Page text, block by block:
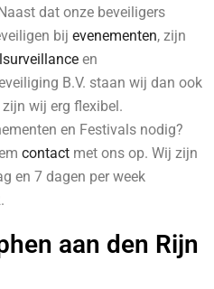
dat onze beveiligers
bij evenementen, zijn
en
B.V. staan wij dan ook
wij erg flexibel.
en Festivals nodig?
contact met ons op. Wij zijn
en 7 dagen per week
aan den Rijn